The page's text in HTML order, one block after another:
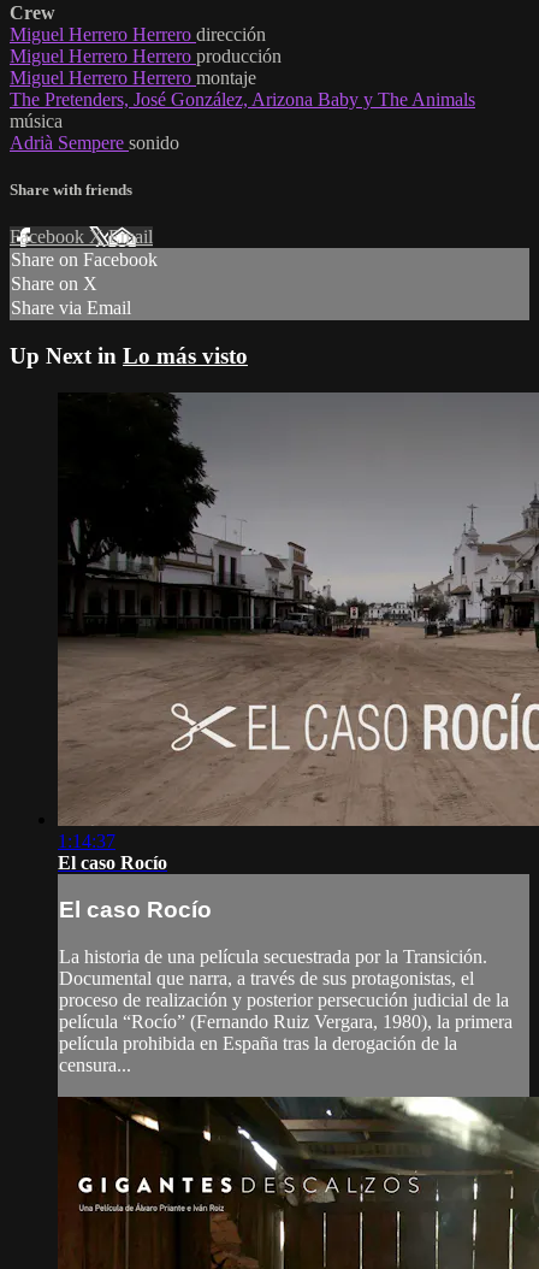
Crew
Miguel Herrero Herrero dirección
Miguel Herrero Herrero producción
Miguel Herrero Herrero montaje
The Pretenders, José González, Arizona Baby y The Animals
música
Adrià Sempere sonido
Share with friends
Facebook XEmail
Share on Facebook
Share on X
Share via Email
Up Next in Lo más visto
1:14:37
El caso Rocío
El caso Rocío
La historia de una película secuestrada por la Transición.
Documental que narra, a través de sus protagonistas, el
proceso de realización y posterior persecución judicial de la
película “Rocío” (Fernando Ruiz Vergara, 1980), la primera
película prohibida en España tras la derogación de la
censura...